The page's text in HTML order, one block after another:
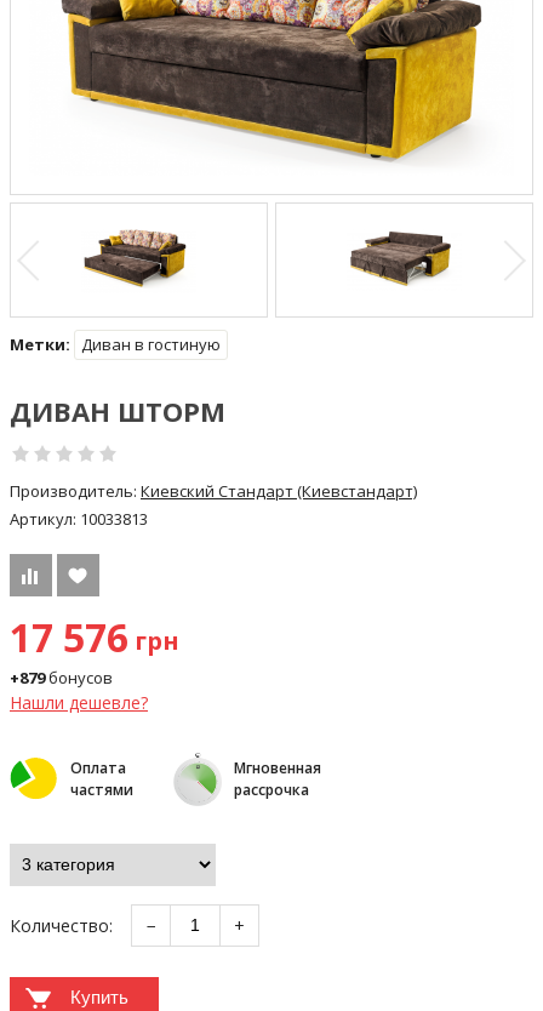
Метки: Диван в гостиную
ДИВАН ШТОРМ
Производитель: Киевский Стандарт (Киевстандарт)
Артикул: 10033813
17 576 грн
+879бонусов
Нашли дешевле?
Оплата
частями
Мгновенная
рассрочка
Количество: − +
Купить